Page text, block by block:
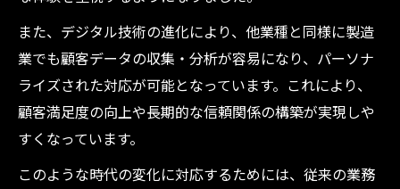
知識を整理
CXとは何かを製造業視点で解説
製造業で重要なカスタマーエクスペリエン
ス役職の役割
カスタマーエクスペリエンス部署の立ち上
げポイント
製造業に適したCX実践のポイントと注意点
また、デジタル技術の進化により、他業種と同様に製造
業でも顧客データの収集・分析が容易になり、パーソナ
ライズされた対応が可能となっています。これにより、
顧客満足度の向上や長期的な信頼関係の構築が実現しや
すくなっています。
このような時代の変化に対応するためには、従来の業務